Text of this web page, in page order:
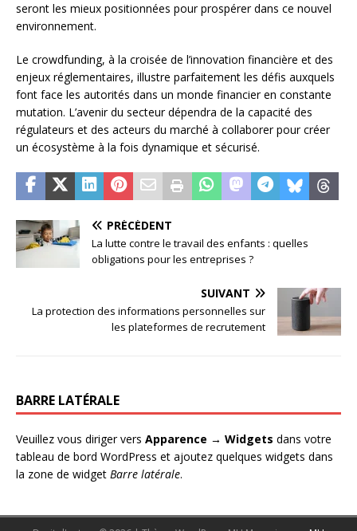
seront les mieux positionnées pour prospérer dans ce nouvel
environnement.
Le crowdfunding, à la croisée de l’innovation financière et des
enjeux réglementaires, illustre parfaitement les défis auxquels
font face les autorités dans un monde financier en constante
mutation. L’avenir du secteur dépendra de la capacité des
régulateurs et des acteurs du marché à collaborer pour créer
un écosystème à la fois dynamique et sécurisé.
PRÉCÉDENT
La lutte contre le travail des enfants : quelles
obligations pour les entreprises ?
SUIVANT
La protection des informations personnelles sur
les plateformes de recrutement
BARRE LATÉRALE
Veuillez vous diriger vers Apparence → Widgets dans votre
tableau de bord WordPress et ajoutez quelques widgets dans
la zone de widget Barre latérale.